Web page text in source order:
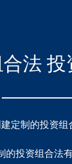
法
定制的投资
的投资组合法